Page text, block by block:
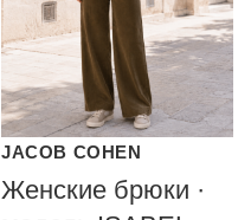
JACOB COHEN
Женские брюки ·